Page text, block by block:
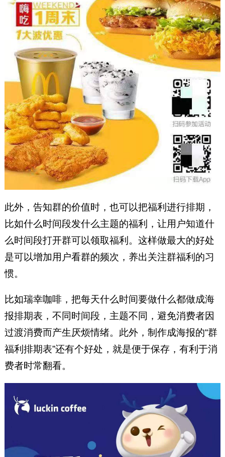
此外，告知群的价值时，也可以把福利进行排期，
比如什么时间段发什么主题的福利，让用户知道什
么时间段打开群可以领取福利。这样做最大的好处
是可以增加用户看群的频次，养出关注群福利的习
惯。
比如瑞幸咖啡，把每天什么时间要做什么都做成海
报排期表，不同时间段，主题不同，避免消费者因
过渡消费而产生厌烦情绪。此外，制作成海报的“群
福利排期表”还有个好处，就是便于保存，有利于消
费者时常翻看。